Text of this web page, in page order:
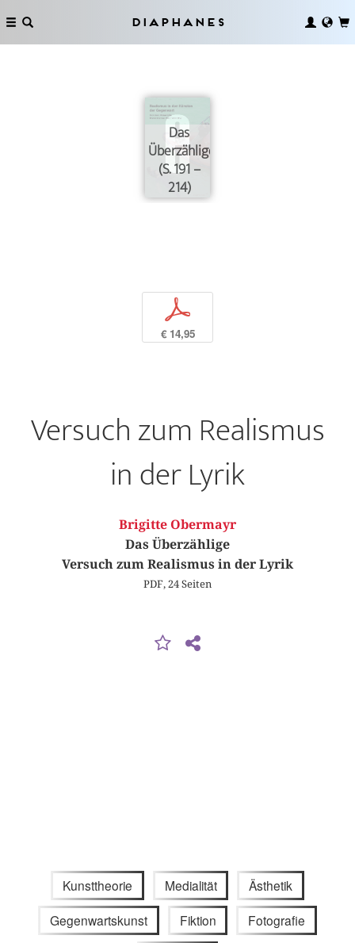
Diaphanes
Das
Überzählige
(S. 191 –
214)
p
€ 14,95
Versuch zum Realismus
in der Lyrik
Brigitte Obermayr
Das Überzählige
Versuch zum Realismus in der Lyrik
PDF, 24 Seiten
Kunsttheorie Medialität Ästhetik
Gegenwartskunst Fiktion Fotografie